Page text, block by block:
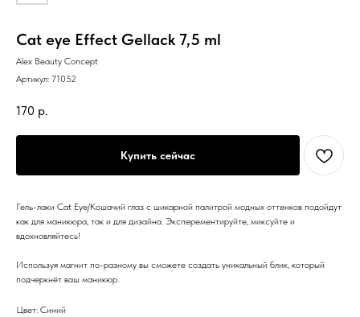
Cat eye Effect Gellack 7,5 ml
Alex Beauty Concept
Артикул: 71052
170 р.
Купить сейчас
Гель-лаки Cat Eye/Кошачий глаз с шикарной палитрой модных оттенков подойдут
как для маникюра, так и для дизайна. Эксперементируйте, миксуйте и
вдохновляйтесь!
Используя магнит по-разному вы сможете создать уникальный блик, который
подчеркнёт ваш маникюр.
Цвет: Синий